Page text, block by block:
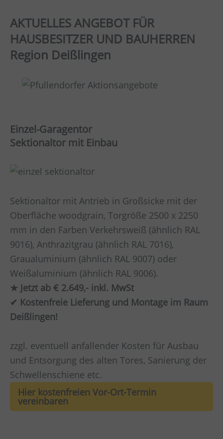
AKTUELLES ANGEBOT FÜR
HAUSBESITZER UND BAUHERREN
Region Deißlingen
Einzel-Garagentor
Sektionaltor mit Einbau
Sektionaltor mit Antrieb in Großsicke mit der
Oberfläche woodgrain, Torgröße 2500 x 2250
mm in den Farben Verkehrsweiß (ähnlich RAL
9016), Anthrazitgrau (ähnlich RAL 7016),
Graualuminium (ähnlich RAL 9007) oder
Weißaluminium (ähnlich RAL 9006).
★ Jetzt ab € 2.649,- inkl. MwSt
✔ Kostenfreie Lieferung und Montage im Raum
Deißlingen!
zzgl. eventuell anfallender Kosten für Ausbau
und Entsorgung des alten Tores, Sanierung der
Schwellenschiene etc.
Hier kostenfreien Vor-Ort-Termin
vereinbaren